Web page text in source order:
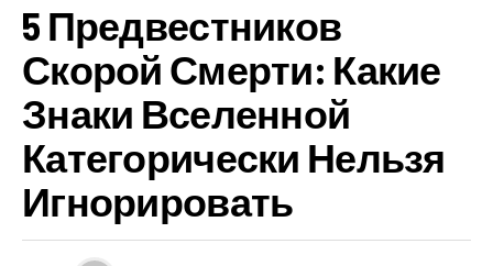
5 Предвестников
Скорой Смерти: Какие
Знаки Вселенной
Категорически Нельзя
Игнорировать